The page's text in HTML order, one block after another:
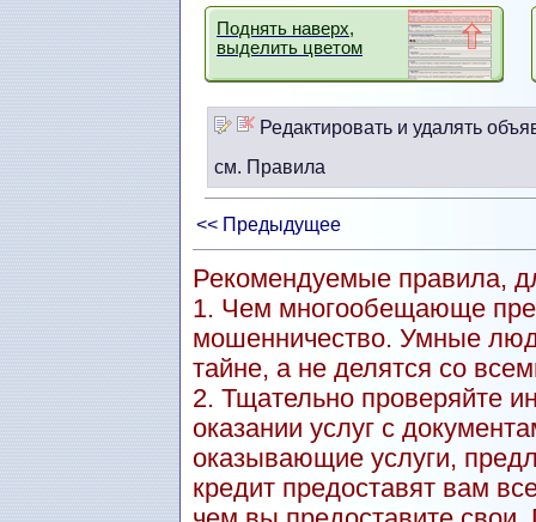
Поднять наверх,
выделить цветом
Редактировать и удалять
см. Правила
<< Предыдущее
Рекомендуемые правила,
1. Чем многообещающе
мошенничество. Умные
тайне, а не делятся со
2. Тщательно проверяйте
оказании услуг с
оказывающие услуги,
кредит предоставят вам